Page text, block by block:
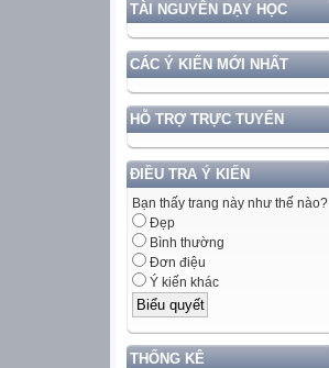
TÀI NGUYÊN DẠY HỌC
CÁC Ý KIẾN MỚI NHẤT
HỖ TRỢ TRỰC TUYẾN
ĐIỀU TRA Ý KIẾN
Bạn thấy trang này như thế nào?
Đẹp
Bình thường
Đơn điệu
Ý kiến khác
THỐNG KÊ